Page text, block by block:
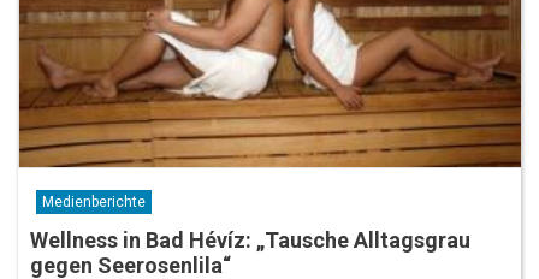
Medienberichte
Wellness in Bad Hévíz: „Tausche Alltagsgrau
gegen Seerosenlila“